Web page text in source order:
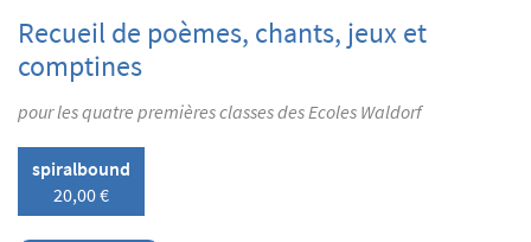
Recueil de poèmes, chants, jeux et
comptines
pour les quatre premières classes des Ecoles Waldorf
spiralbound
20,00 €